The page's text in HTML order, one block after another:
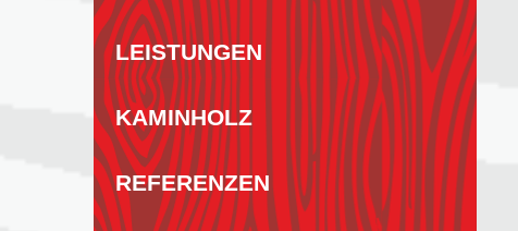
LEISTUNGEN
KAMINHOLZ
REFERENZEN